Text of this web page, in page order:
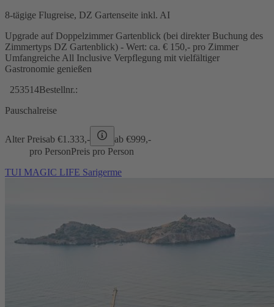
8-tägige Flugreise, DZ Gartenseite inkl. AI
Upgrade auf Doppelzimmer Gartenblick (bei direkter Buchung des
Zimmertyps DZ Gartenblick) - Wert: ca. € 150,- pro Zimmer
Umfangreiche All Inclusive Verpflegung mit vielfältiger
Gastronomie genießen
253514Bestellnr.:
Pauschalreise
Alter Preisab €1.333,- ab €999,-
pro PersonPreis pro Person
TUI MAGIC LIFE Sarigerme